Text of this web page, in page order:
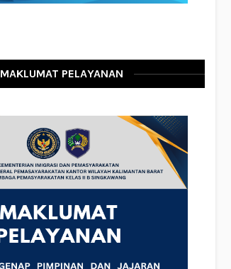
MAKLUMAT PELAYANAN